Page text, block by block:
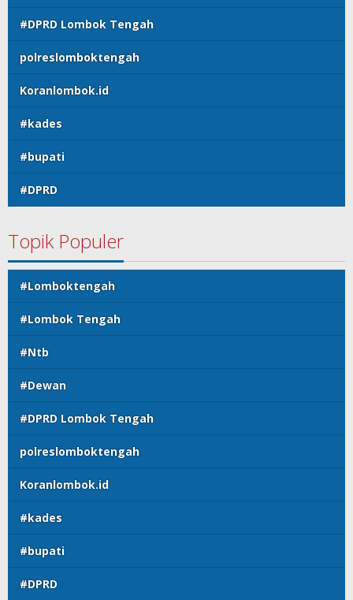
#DPRD Lombok Tengah
polreslomboktengah
Koranlombok.id
#kades
#bupati
#DPRD
Topik Populer
#Lomboktengah
#Lombok Tengah
#Ntb
#Dewan
#DPRD Lombok Tengah
polreslomboktengah
Koranlombok.id
#kades
#bupati
#DPRD